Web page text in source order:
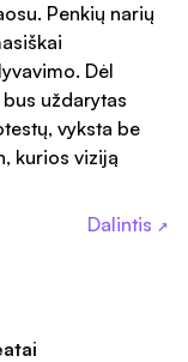
Penkių narių
Dėl
uždarytas
vyksta be
kurios viziją
Dalintis ↗